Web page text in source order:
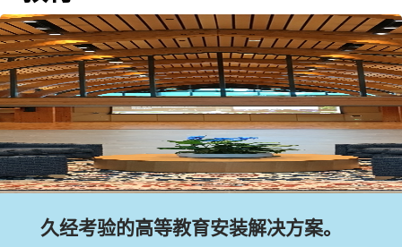
久经考验的高等教育安装解决方案。